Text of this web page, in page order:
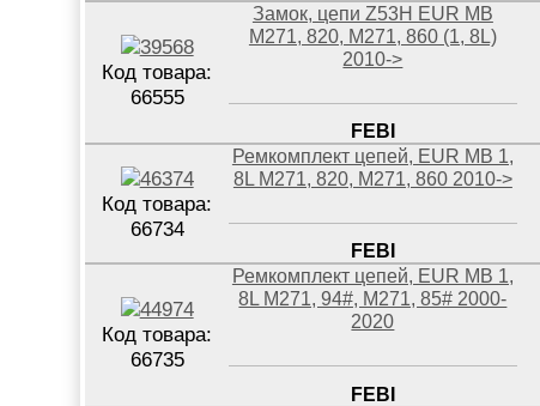
Код товара:
66555
Замок, цепи Z53H EUR MB
M271, 820, M271, 860 (1, 8L)
2010->
FEBI
Код товара:
66734
Ремкомплект цепей, EUR MB 1,
8L M271, 820, M271, 860 2010->
FEBI
Код товара:
66735
Ремкомплект цепей, EUR MB 1,
8L M271, 94#, M271, 85# 2000-
2020
FEBI